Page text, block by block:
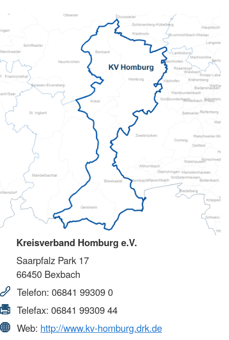
Kreisverband Homburg e.V.
Saarpfalz Park 17
66450 Bexbach
Telefon: 06841 99309 0
Telefax: 06841 99309 44
Web: http://www.kv-homburg.drk.de